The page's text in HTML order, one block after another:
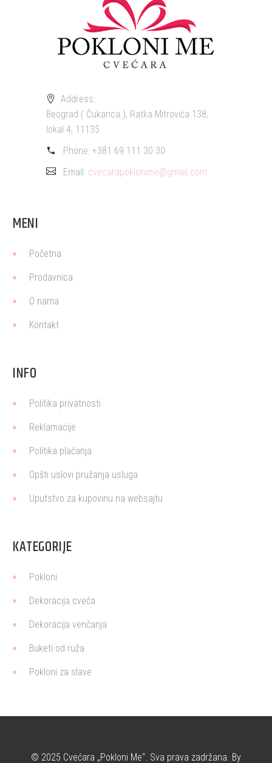
Address:
Beograd ( Čukarica ), Ratka Mitrovića 138,
lokal 4, 11135
Phone: +381 69 111 30 30
Email: cvecarapoklonime@gmail.com
MENI
Početna
Prodavnica
O nama
Kontakt
INFO
Politika privatnosti
Reklamacije
Politika plaćanja
Opšti uslovi pružanja usluga
Uputstvo za kupovinu na websajtu
KATEGORIJE
Pokloni
Dekoracija cveća
Dekoracija venčanja
Buketi od ruža
Pokloni za slave
© 2025 Cvećara „Pokloni Me“. Sva prava zadržana. By